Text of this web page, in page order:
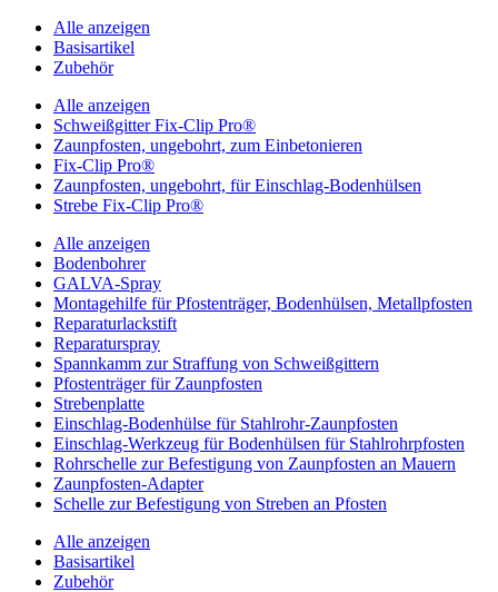
Alle anzeigen
Basisartikel
Zubehör
Alle anzeigen
Schweißgitter Fix-Clip Pro®
Zaunpfosten, ungebohrt, zum Einbetonieren
Fix-Clip Pro®
Zaunpfosten, ungebohrt, für Einschlag-Bodenhülsen
Strebe Fix-Clip Pro®
Alle anzeigen
Bodenbohrer
GALVA-Spray
Montagehilfe für Pfostenträger, Bodenhülsen, Metallpfosten
Reparaturlackstift
Reparaturspray
Spannkamm zur Straffung von Schweißgittern
Pfostenträger für Zaunpfosten
Strebenplatte
Einschlag-Bodenhülse für Stahlrohr-Zaunpfosten
Einschlag-Werkzeug für Bodenhülsen für Stahlrohrpfosten
Rohrschelle zur Befestigung von Zaunpfosten an Mauern
Zaunpfosten-Adapter
Schelle zur Befestigung von Streben an Pfosten
Alle anzeigen
Basisartikel
Zubehör